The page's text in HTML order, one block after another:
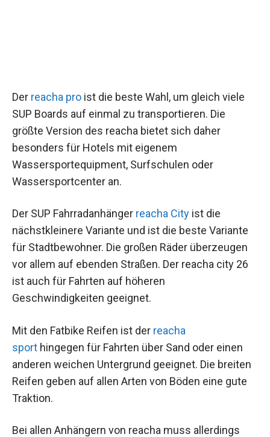
Der reacha pro ist die beste Wahl, um gleich viele
SUP Boards auf einmal zu transportieren. Die
größte Version des reacha bietet sich daher
besonders für Hotels mit eigenem
Wassersportequipment, Surfschulen oder
Wassersportcenter an.
Der SUP Fahrradanhänger reacha City ist die
nächstkleinere Variante und ist die beste Variante
für Stadtbewohner. Die großen Räder überzeugen
vor allem auf ebenden Straßen. Der reacha city 26
ist auch für Fahrten auf höheren
Geschwindigkeiten geeignet.
Mit den Fatbike Reifen ist der reacha
sport hingegen für Fahrten über Sand oder einen
anderen weichen Untergrund geeignet. Die breiten
Reifen geben auf allen Arten von Böden eine gute
Traktion.
Bei allen Anhängern von reacha muss allerdings